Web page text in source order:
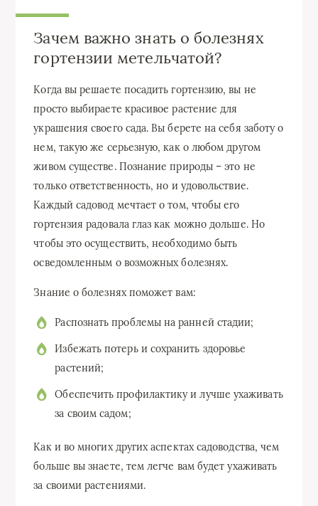
Зачем важно знать о болезнях
гортензии метельчатой?
Когда вы решаете посадить гортензию, вы не
просто выбираете красивое растение для
украшения своего сада. Вы берете на себя заботу о
нем, такую же серьезную, как о любом другом
живом существе. Познание природы – это не
только ответственность, но и удовольствие.
Каждый садовод мечтает о том, чтобы его
гортензия радовала глаз как можно дольше. Но
чтобы это осуществить, необходимо быть
осведомленным о возможных болезнях.
Знание о болезнях поможет вам:
Распознать проблемы на ранней стадии;
Избежать потерь и сохранить здоровье
растений;
Обеспечить профилактику и лучше ухаживать
за своим садом;
Как и во многих других аспектах садоводства, чем
больше вы знаете, тем легче вам будет ухаживать
за своими растениями.